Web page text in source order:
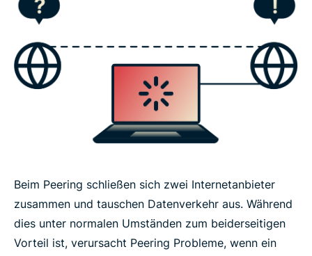
Beim Peering schließen sich zwei Internetanbieter
zusammen und tauschen Datenverkehr aus. Während
dies unter normalen Umständen zum beiderseitigen
Vorteil ist, verursacht Peering Probleme, wenn ein